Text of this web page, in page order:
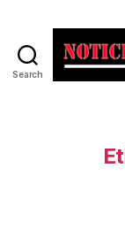
Search